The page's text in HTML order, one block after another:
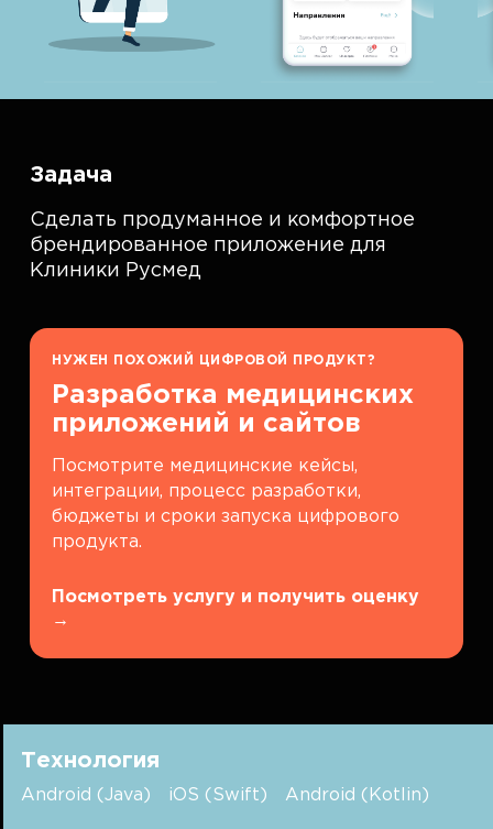
Задача
Сделать продуманное и комфортное
брендированное приложение для
Клиники Русмед
НУЖЕН ПОХОЖИЙ ЦИФРОВОЙ ПРОДУКТ?
Разработка медицинских
приложений и сайтов
Посмотрите медицинские кейсы,
интеграции, процесс разработки,
бюджеты и сроки запуска цифрового
продукта.
Посмотреть услугу и получить оценку
→
Технология
Android (Java) iOS (Swift) Android (Kotlin)